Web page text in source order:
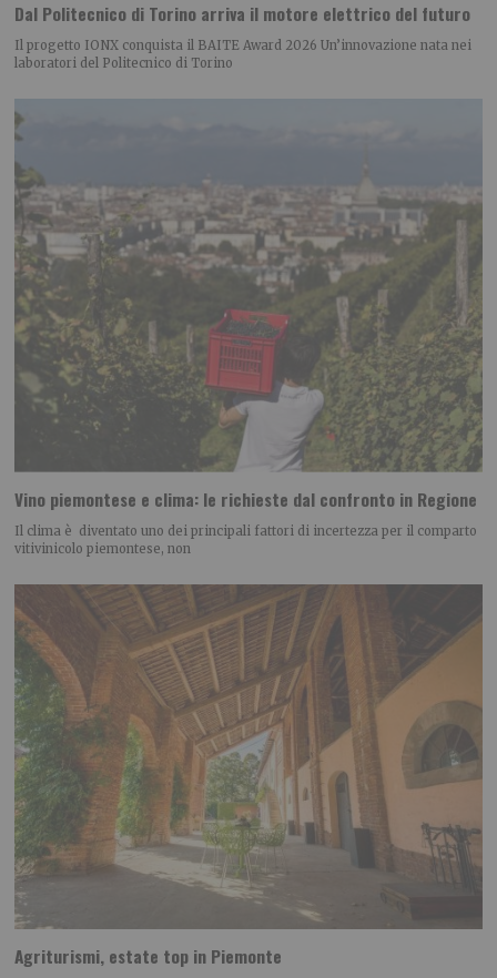
Dal Politecnico di Torino arriva il motore elettrico del futuro
Il progetto IONX conquista il BAITE Award 2026 Un’innovazione nata nei
laboratori del Politecnico di Torino
Vino piemontese e clima: le richieste dal confronto in Regione
Il clima è diventato uno dei principali fattori di incertezza per il comparto
vitivinicolo piemontese, non
Agriturismi, estate top in Piemonte